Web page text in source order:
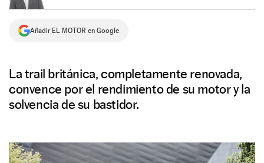
Añadir EL MOTOR en Google
La trail británica, completamente renovada,
convence por el rendimiento de su motor y la
solvencia de su bastidor.